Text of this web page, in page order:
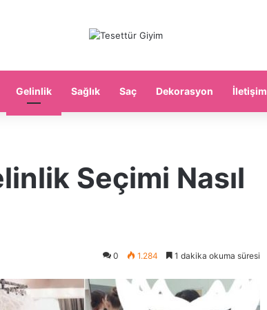
Gelinlik Sağlık Saç Dekorasyon İletişim
Seçimi Nasıl
0 1.284 1 dakika okuma süresi